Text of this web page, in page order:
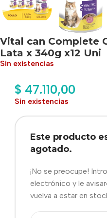
Vital can Complete
Lata x 340g x12 Uni
Sin existencias
$ 47.110,00
Sin existencias
Este producto
agotado.
¡No se preocupe!
electrónico y le
vuelva a estar en